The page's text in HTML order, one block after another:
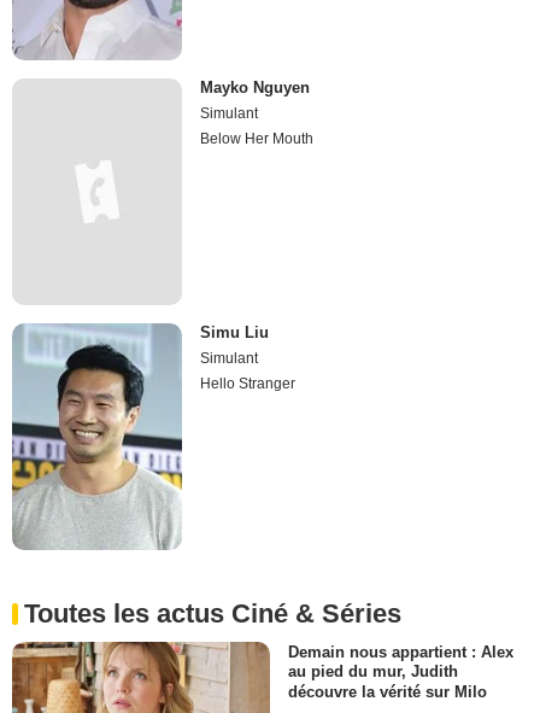
Mayko Nguyen
Simulant
Below Her Mouth
Simu Liu
Simulant
Hello Stranger
Toutes les actus Ciné & Séries
Demain nous appartient : Alex
au pied du mur, Judith
découvre la vérité sur Milo